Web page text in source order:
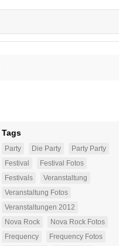
Tags
Party Die Party
Party Party
Festival
Festival Fotos
Festivals
Veranstaltung
Veranstaltung Fotos
Veranstaltungen 2012
Nova Rock
Nova Rock Fotos
Frequency
Frequency Fotos